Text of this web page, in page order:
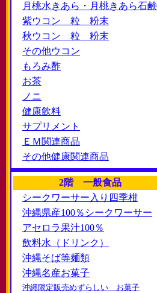
月桃水きあら・月桃きあら石鹸
紫ウコン 粒 粉末
秋ウコン 粒 粉末
その他ウコン
もろみ酢
お茶
ノニ
健康飲料
サプリメント
ＥＭ関連商品
その他健康関連商品
2階 一般食品
シークワーサー入り四季柑
沖縄県産100％シークワーサー
アセロラ果汁100％
飲料水（ドリンク）
沖縄そば等麺類
沖縄名産お菓子
沖縄限定販売めずらしい お菓子